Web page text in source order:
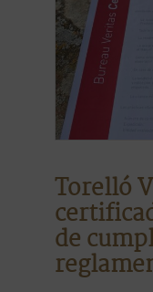
Torelló
de